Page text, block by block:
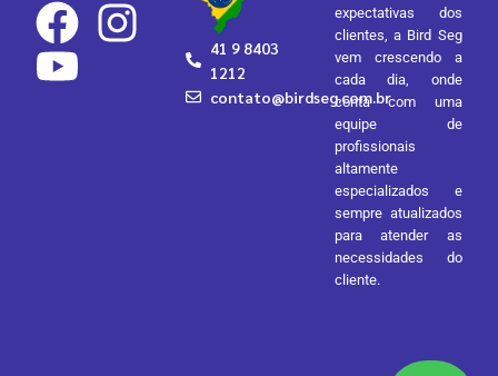
expectativas dos
clientes, a Bird Seg
vem crescendo a
cada dia, onde
conta com uma
equipe de
profissionais
altamente
especializados e
sempre atualizados
para atender as
necessidades do
cliente.
41 9 8403
1212
contato@birdseg.com.br